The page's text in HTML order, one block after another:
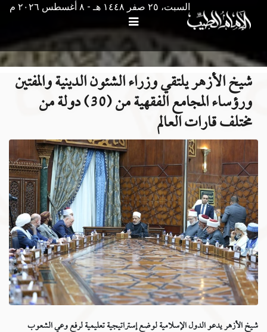
السبت، ٢٥ صفر ١٤٤٨ هـ - ۸ أغسطس ۲۰۲٦ م
شيخ الأزهر يلتقي وزراء الشئون الدينية والمفتين
ورؤساء المجامع الفقهية من (30) دولة من
مختلف قارات العالم
شيخ الأزهر يدعو الدول الإسلامية لوضع إستراتيجية تعليمية لرفع وعي الشعوب